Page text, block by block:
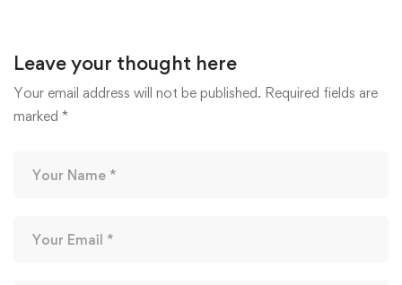
Leave your thought here
Your email address will not be published. Required fields are
marked *